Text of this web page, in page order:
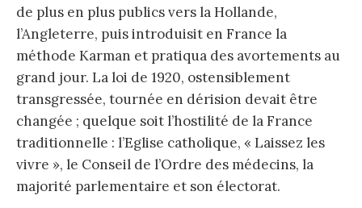
de plus en plus publics vers la Hollande,
l’Angleterre, puis introduisit en France la
méthode Karman et pratiqua des avortements au
grand jour. La loi de 1920, ostensiblement
transgressée, tournée en dérision devait être
changée ; quelque soit l’hostilité de la France
traditionnelle : l’Eglise catholique, « Laissez les
vivre », le Conseil de l’Ordre des médecins, la
majorité parlementaire et son électorat.